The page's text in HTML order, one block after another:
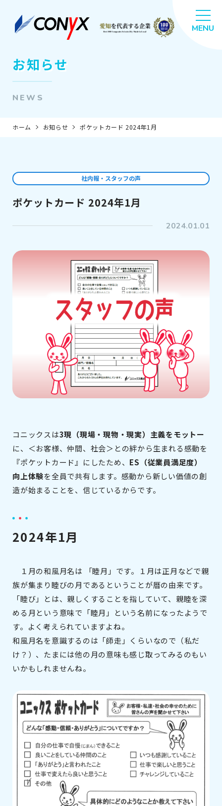
お知らせ
NEWS
ホーム お知らせ ポケットカード 2024年1月
社内報・スタッフの声
ポケットカード 2024年1月
2024.01.01
コニックスは3現（現場・現物・現実）主義をモットー
に、＜お客様、仲間、社会＞との絆から生まれる感動を
『ポケットカード』にしたため、 ES（従業員満足度）
向上体験を全員で共有します。感動から新しい価値の創
造が始まることを、信じているからです。
2024年1月
１月の和風月名は 「睦月」です。１月は正月などで親
族が集まり睦びの月であるということが暦の由来です。
「睦び」とは、親しくすることを指していて、親睦を深
める月という意味で「睦月」という名前になったようで
す。よく考えられていますよね。
和風月名を意識するのは「師走」くらいなので（私だ
け？）、たまには他の月の意味も感じ取ってみるのもい
いかもしれませんね。